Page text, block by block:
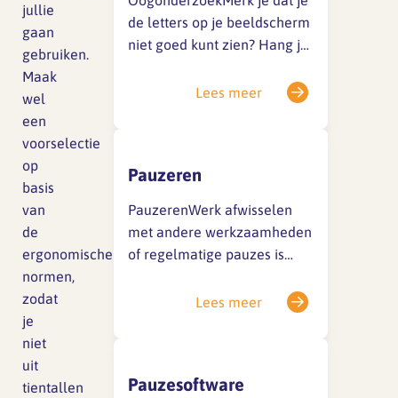
jullie
gaan
gebruiken.
Maak
wel
een
voorselectie
op
basis
van
de
ergonomische
normen,
zodat
je
niet
uit
tientallen
Beeldschermwerk kunt je
signaleren of er
risicofactoren…
de letters op je beeldscherm
niet goed kunt zien? Hang je
het maar te kunnen lezen?
blijkt gelukkig dat je ogen er
Lees meer
Pauzeren
PauzerenWerk afwisselen
met andere werkzaamheden
of regelmatige pauzes is
onderbrekingen aan één stuk
intensief beeldschermwerk is
Lees meer
Pauzesoftware